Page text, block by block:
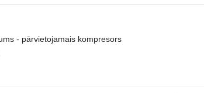
- pārvietojamais kompresors